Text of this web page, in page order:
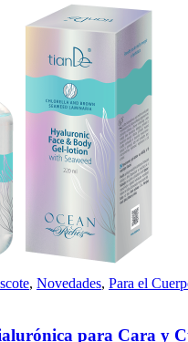
, Novedades, Para el
para Cara y